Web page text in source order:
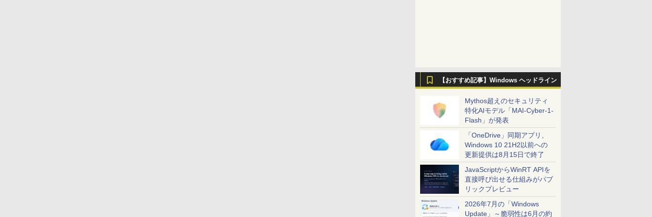
【おすすめ記事】Windows ヘッドライン
Mythos超えのセキュリティ
特化AIモデル「MAI-Cyber-1-
Flash」が発表
「OneDrive」同期アプリ、
Windows 10 21H2以前への
更新提供は8月15日で終了
JavaScriptからWinRT APIを
直接呼び出せる仕組みがパブ
リックプレビュー
2026年7月の「Windows
Update」～脆弱性は6月の約